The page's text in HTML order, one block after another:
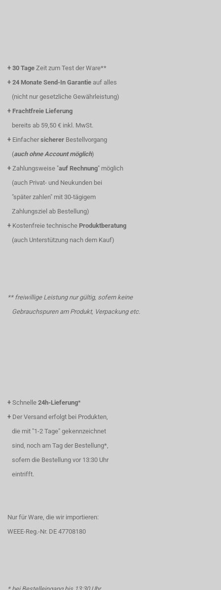
+ 30 Tage Zeit zum Test der Ware**
+ 24 Monate Send-In Garantie auf alles
(nicht nur gesetzliche Gewährleistung)
+ Frachtfreie Lieferung
bereits ab 59,50 € inkl. MwSt.
+ Einfacher sicherer Bestellvorgang
(auch ohne Account möglich)
+ Zahlungsweise "auf Rechnung" möglich
(auch Privat- und Neukunden bei
"später zahlen" mit 30-tägigem
Zahlungsziel ab Bestellung)
+ Kostenfreie technische Produktberatung
(auch Unterstützung nach dem Kauf)
** freiwillige Leistung nur gültig, sofern keine
Gebrauchspuren am Produkt, Verpackung etc.
+ Schnelle 24h-Lieferung*
+ Der Versand erfolgt bei Produkten,
die mit "1-2 Tage" gekennzeichnet
sind, noch am Tag der Bestellung*,
sofern die Bestellung vor 13:30 Uhr
eintrifft.
Nur für Ware, die wir importieren:
WEEE-Reg.-Nr. DE 47708180